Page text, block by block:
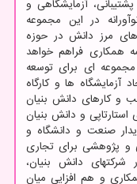
آزمایشگاهی و
در این مجموعه
مرز دانش در حوزه
همکاری فراهم خواهد
ای برای توسعه
آزمایشگاه ها و کارگاه
و کارهای دانش بنیان
و دانش بنیان
صنعت و دانشگاه و
و پژوهشی برای تجاری
شرکتهای دانش بنیان،
و هم افزایی میان